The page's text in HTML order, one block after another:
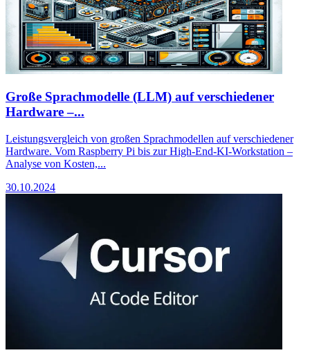
Große Sprachmodelle (LLM) auf verschiedener
Hardware –...
Leistungsvergleich von großen Sprachmodellen auf verschiedener
Hardware. Vom Raspberry Pi bis zur High-End-KI-Workstation –
Analyse von Kosten,...
30.10.2024